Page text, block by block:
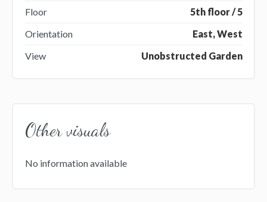
Floor
5th floor / 5
Orientation
East, West
View
Unobstructed Garden
Other visuals
No information available